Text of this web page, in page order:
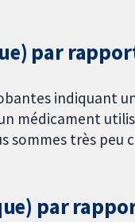
par
indiquant
médicament
sommes très peu
par